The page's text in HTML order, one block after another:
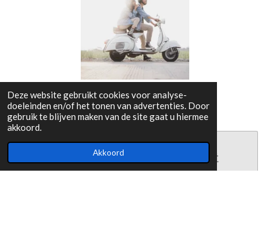
Deze website gebruikt cookies voor analyse-
doeleinden en/of het tonen van advertenties. Door
gebruik te blijven maken van de site gaat u hiermee
akkoord.
Akkoord
Maak jouw eigen website met
JouwWeb